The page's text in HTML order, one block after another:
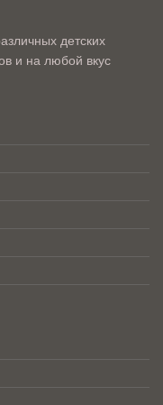
детских
и на любой вкус